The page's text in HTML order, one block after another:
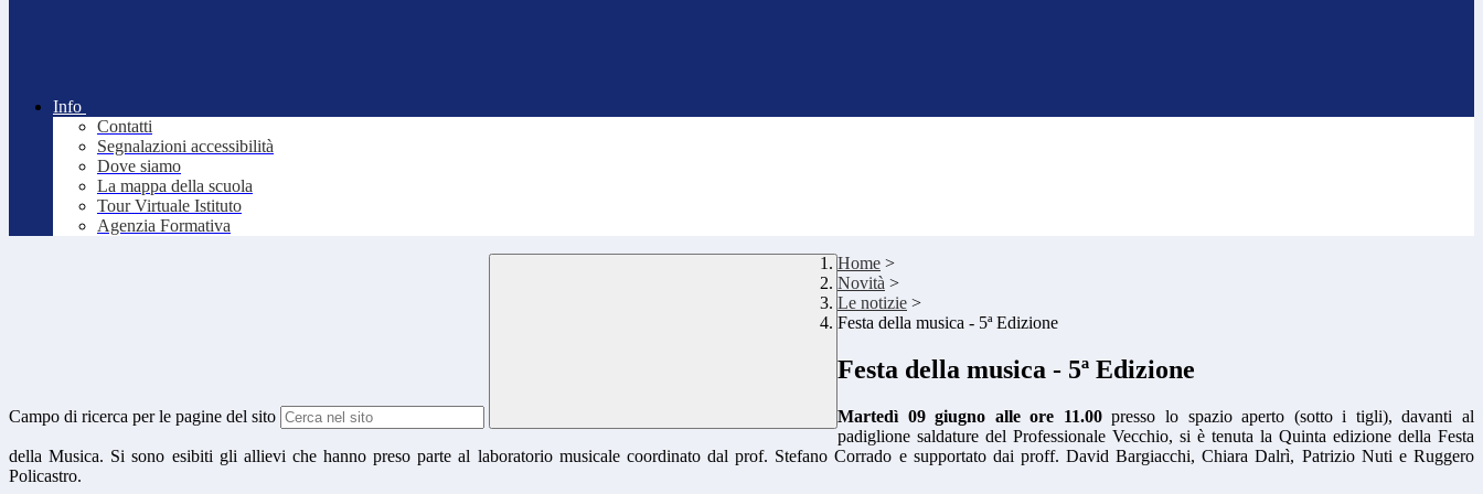
Info
Contatti
Segnalazioni accessibilità
Dove siamo
La mappa della scuola
Tour Virtuale Istituto
Agenzia Formativa
Campo di ricerca per le pagine del sito
Home >
Novità >
Le notizie >
Festa della musica - 5ª Edizione
Festa della musica - 5ª Edizione
Martedì 09 giugno alle ore 11.00presso lo spazio aperto (sotto i tigli), davanti al
padiglione saldature del Professionale Vecchio, si è tenuta la Quinta edizione della Festa
della Musica. Si sono esibiti gli allievi che hanno preso parte al laboratorio musicale coordinato dal prof. Stefano Corrado e supportato dai proff. David Bargiacchi, Chiara Dalrì, Patrizio Nuti e Ruggero
Policastro.